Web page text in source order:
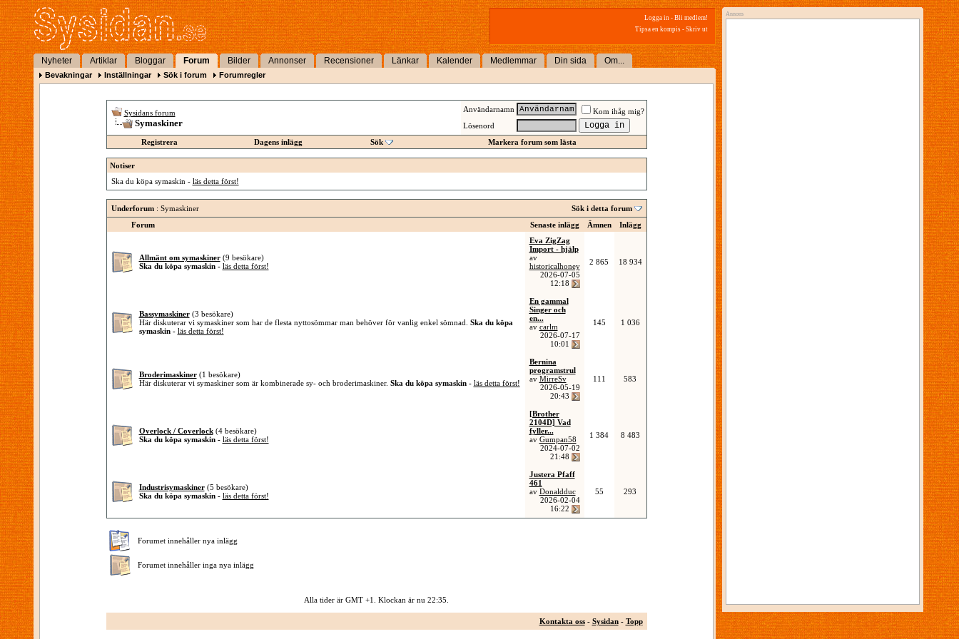
Logga in - Bli medlem!
Tipsa en kompis - Skriv ut
Nyheter Artiklar Bloggar Forum Bilder Annonser Recensioner Länkar Kalender Medlemmar Din sida Om...
Bevakningar Inställningar Sök i forum Forumregler
Sysidans forum
Symaskiner
Användarnamn
Kom ihåg mig?
Lösenord
Registrera
Dagens inlägg Sök Markera forum som lästa
Notiser
Ska du köpa symaskin - läs detta först!
Underforum: Symaskiner
Sök i detta forum
Forum
Senaste inlägg Ämnen Inlägg
Allmänt om symaskiner (9 besökare)
Ska du köpa symaskin - läs detta först!
Eva ZigZag
Import - hjälp
av
historicalhoney
2026-07-05
12:18
2 865 18 934
Bassymaskiner (3 besökare)
Här diskuterar vi symaskiner som har de flesta nyttosömmar man behöver för vanlig enkel sömnad. Ska du köpa
symaskin - läs detta först!
En gammal
Singer och
en...
av carlm
2026-07-17
10:01
145 1 036
Broderimaskiner (1 besökare)
Här diskuterar vi symaskiner som är kombinerade sy- och broderimaskiner. Ska du köpa symaskin - läs detta först!
Bernina
programstrul
av MirreSv
2026-05-19
20:43
111 583
Overlock / Coverlock (4 besökare)
Ska du köpa symaskin - läs detta först!
[Brother
2104D] Vad
fyller...
av Gumpan58
2024-07-02
21:48
1 384 8 483
Industrisymaskiner (5 besökare)
Ska du köpa symaskin - läs detta först!
Justera Pfaff
461
av Donaldduc
2026-02-04
16:22
55 293
Forumet innehåller nya inlägg
Forumet innehåller inga nya inlägg
Alla tider är GMT +1. Klockan är nu 22:35
Kontakta oss- Sysidan- Topp
Annons